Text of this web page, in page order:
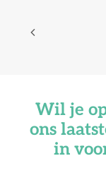
Wil je
ons
in